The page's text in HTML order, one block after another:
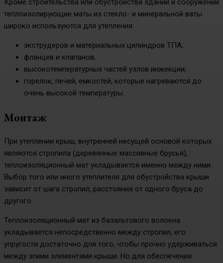
Кроме строительства или обустройства зданий и сооружений
теплоизолирующие маты из стекло- и минеральной ваты
широко используются для утепления:
экструдеров и материальных цилиндров ТПА;
фланцев и клапанов;
высокотемпературных частей узлов инжекции;
горелок, печей, емкостей, которые нагреваются до
очень высокой температуры.
Монтаж
При утеплении крыш, внутренней несущей основой которых
являются стропила (деревянные массивные брусья),
теплоизоляционный мат укладывается именно между ними.
Выбор того или иного утеплителя для обустройства крыши
зависит от шага стропил, расстояния от одного бруса до
другого.
Теплоизоляционный мат из базальтового волокна
укладывается непосредственно между стропил, его
упругости достаточно для того, чтобы прочно удерживаться
между этими элементами крыши. Но для обеспечения